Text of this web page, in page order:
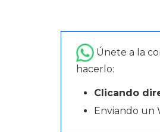
Únete a la
hacerlo:
Clicando
Enviando un